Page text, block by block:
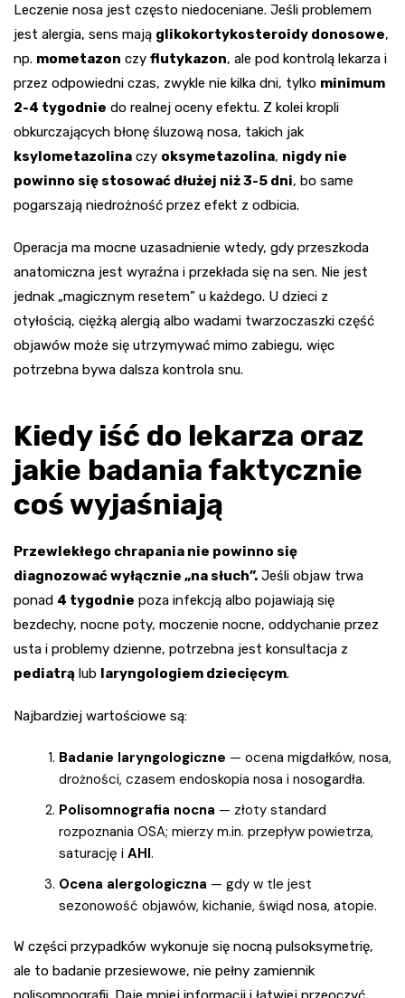
Leczenie nosa jest często niedoceniane. Jeśli problemem
jest alergia, sens mają glikokortykosteroidy donosowe,
np. mometazon czy flutykazon, ale pod kontrolą lekarza i
przez odpowiedni czas, zwykle nie kilka dni, tylko minimum
2-4 tygodnie do realnej oceny efektu. Z kolei kropli
obkurczających błonę śluzową nosa, takich jak
ksylometazolina czy oksymetazolina, nigdy nie
powinno się stosować dłużej niż 3-5 dni, bo same
pogarszają niedrożność przez efekt z odbicia.
Operacja ma mocne uzasadnienie wtedy, gdy przeszkoda
anatomiczna jest wyraźna i przekłada się na sen. Nie jest
jednak „magicznym resetem” u każdego. U dzieci z
otyłością, ciężką alergią albo wadami twarzoczaszki część
objawów może się utrzymywać mimo zabiegu, więc
potrzebna bywa dalsza kontrola snu.
Kiedy iść do lekarza oraz
jakie badania faktycznie
coś wyjaśniają
Przewlekłego chrapania nie powinno się
diagnozować wyłącznie „na słuch”. Jeśli objaw trwa
ponad 4 tygodnie poza infekcją albo pojawiają się
bezdechy, nocne poty, moczenie nocne, oddychanie przez
usta i problemy dzienne, potrzebna jest konsultacja z
pediatrą lub laryngologiem dziecięcym.
Najbardziej wartościowe są:
Badanie laryngologiczne — ocena migdałków, nosa,
drożności, czasem endoskopia nosa i nosogardła.
Polisomnografia nocna — złoty standard
rozpoznania OSA; mierzy m.in. przepływ powietrza,
saturację i AHI.
Ocena alergologiczna — gdy w tle jest
sezonowość objawów, kichanie, świąd nosa, atopie.
W części przypadków wykonuje się nocną pulsoksymetrię,
ale to badanie przesiewowe, nie pełny zamiennik